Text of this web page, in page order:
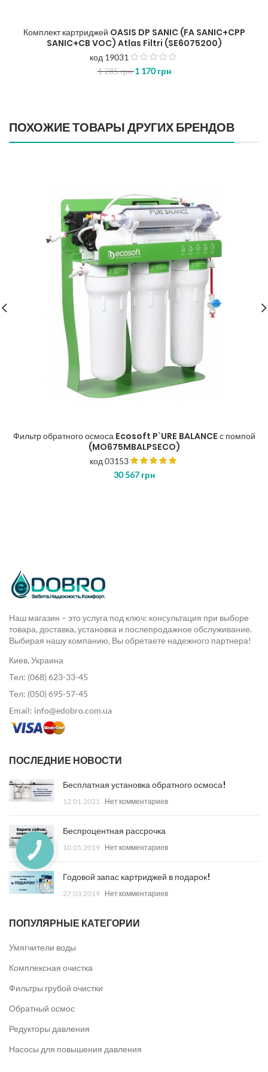
Комплект картриджей OASIS DP SANIC (FA SANIC+CPP
SANIC+CB VOC) Atlas Filtri (SE6075200)
код 19031
1 285грн1 170грн
ПОХОЖИЕ ТОВАРЫ ДРУГИХ БРЕНДОВ
Фильтр обратного осмоса Ecosoft P`URE BALANCE с помпой
(MO675MBALPSECO)
код 03153
30 567грн
Наш магазин – это услуга под ключ: консультация при выборе
товара, доставка, установка и послепродажное обслуживание.
Выбирая нашу компанию, Вы обретаете надежного партнера!
Киев, Украина
Тел: (068) 623-33-45
Тел: (050) 695-57-45
Email: info@edobro.com.ua
ПОСЛЕДНИЕ НОВОСТИ
Бесплатная установка обратного осмоса!
12.01.2021 Нет комментариев
Беспроцентная рассрочка
10.05.2019 Нет комментариев
Годовой запас картриджей в подарок!
27.03.2019 Нет комментариев
ПОПУЛЯРНЫЕ КАТЕГОРИИ
Умягчители воды
Комплексная очистка
Фильтры грубой очистки
Обратный осмос
Редукторы давления
Насосы для повышения давления